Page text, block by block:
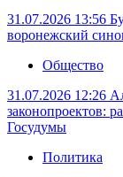
31.07.2026 13:56
воронежский
Общество
31.07.2026 12:26
законопроектов:
Госудумы
Политика